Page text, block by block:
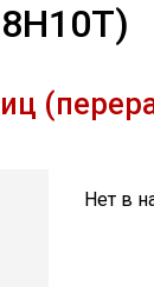
Нет в